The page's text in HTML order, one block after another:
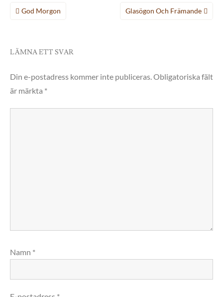
Inläggsnavigering
God Morgon Glasögon Och Främande
LÄMNA ETT SVAR
Din e-postadress kommer inte publiceras.Obligatoriska fält
är märkta *
Namn *